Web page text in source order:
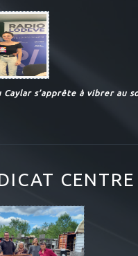
Caylar s’apprête à vibrer au